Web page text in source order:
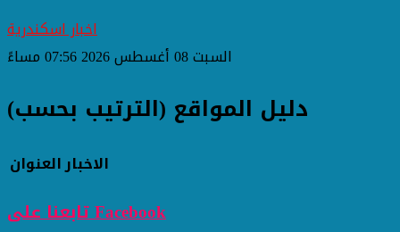
اخبار اسكندرية
السبت 08 أغسطس 2026 07:56 مساءً
دليل المواقع (الترتيب بحسب)
العنوانالاخبار
تابعنا على Facebook